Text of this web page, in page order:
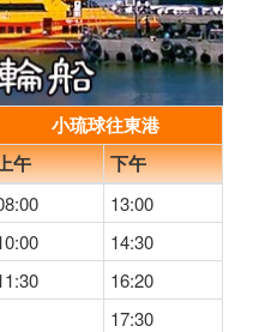
小琉球往東港
午 下午
13:00
14:30
16:20
17:30